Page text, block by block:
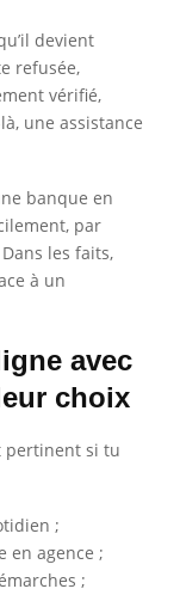
devient
refusée,
vérifié,
une assistance
banque en
par
les faits,
à un
avec
choix
pertinent si tu
;
en agence ;
;